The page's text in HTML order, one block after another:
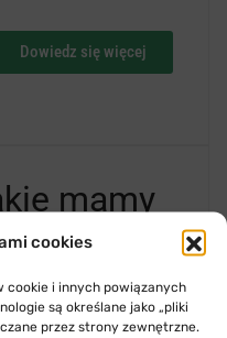
cookies
cookie i innych powiązanych
są określane jako „pliki
przez strony zewnętrzne.
Dowiedz się więcej
mamy